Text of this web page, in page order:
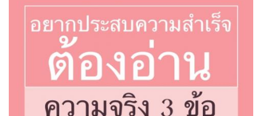
"โรงเรียนแบบไหนที่สร้างเด็กให้ฉลาด" โดย ดร.สุพาพร เทพย
สุวรรณ